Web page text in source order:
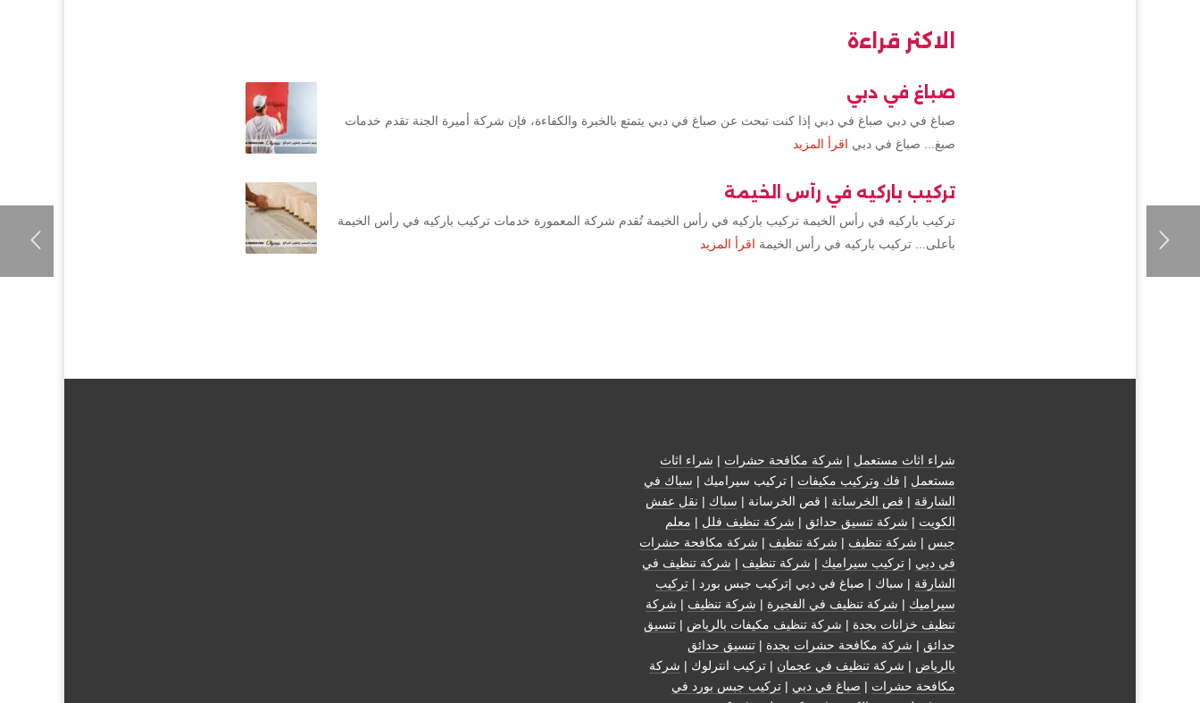
الاكثر قراءة
صباغ في دبي
صباغ في دبي صباغ في دبي إذا كنت تبحث عن صباغ في دبي يتمتع بالخبرة والكفاءة، فإن شركة أميرة الجنة تقدم خدمات
صبغ... صباغ في دبي اقرأ المزيد
تركيب باركيه في رأس الخيمة
تركيب باركيه في رأس الخيمة تركيب باركيه في رأس الخيمة تُقدم شركة المعمورة خدمات تركيب باركيه في رأس الخيمة
بأعلى... تركيب باركيه في رأس الخيمة اقرأ المزيد
شراء اثاث مستعمل | شركة مكافحة حشرات | شراء اثاث
مستعمل | فك وتركيب مكيفات | تركيب سيراميك | سباك في
الشارقة | قص الخرسانة | قص الخرسانة | سباك | نقل عفش
الكويت | شركة تنسيق حدائق | شركة تنظيف فلل | معلم
جبس | شركة تنظيف | شركة تنظيف | شركة مكافحة حشرات
في دبي |تركيب سيراميك | شركة تنظيف | شركة تنظيف في
الشارقة | سباك | صباغ في دبي |تركيب جبس بورد |تركيب
سيراميك | شركة تنظيف في الفجيرة | شركة تنظيف | شركة
تنظيف خزانات بجدة | شركة تنظيف مكيفات بالرياض |تنسيق
حدائق | شركة مكافحة حشرات بجدة |تنسيق حدائق
بالرياض | شركة تنظيف في عجمان | تركيب انترلوك | شركة
مكافحة حشرات | صباغ في دبي |تركيب جبس بورد في